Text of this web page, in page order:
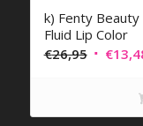
k) Fenty
Fluid Lip Color
€26,95 Original
€26,95.
€